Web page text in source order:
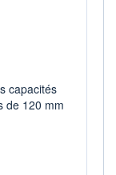
capacités
de 120 mm